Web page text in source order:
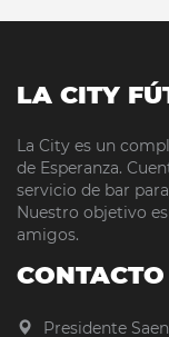
LA CITY
La City es un
de Esperanza.
servicio de bar
Nuestro objetivo
amigos.
CONTACTO
Presidente